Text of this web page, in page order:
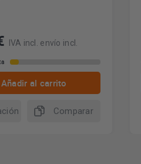
IVA incl. envío incl.
Añadir al carrito
Comparar